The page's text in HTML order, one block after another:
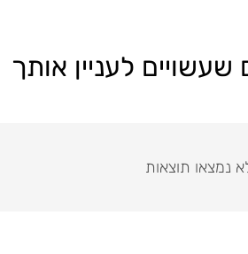
שעשויים לעניין אותך
נמצאו תוצאות